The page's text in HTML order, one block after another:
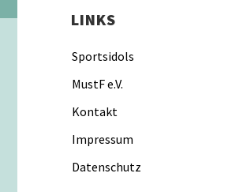
LINKS
Sportsidols
MustF e.V.
Kontakt
Impressum
Datenschutz